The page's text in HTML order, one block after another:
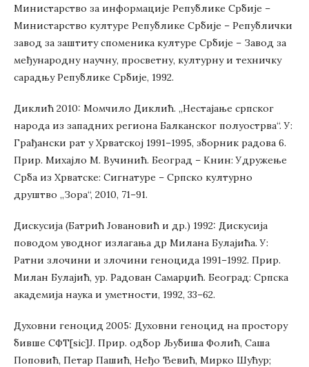
Министарство за информације Републике Србије –
Министарство културе Републике Србије – Републички
завод за заштиту споменика културе Србије – Завод за
међународну научну, просветну, културну и техничку
сарадњу Републике Србије, 1992.
Диклић 2010: Момчило Диклић. „Нестајање српског
народа из западних региона Балканског полуострва“. У:
Грађански рат у Хрватској 1991–1995, зборник радова 6.
Прир. Михајло М. Вучинић. Београд – Книн: Удружење
Срба из Хрватске: Сигнатуре – Српско културно
друштво „Зора“, 2010, 71–91.
Дискусија (Батрић Јовановић и др.) 1992: Дискусија
поводом уводног излагања др Милана Булајића. У:
Ратни злочини и злочини геноцида 1991–1992. Прир.
Милан Булајић, ур. Радован Самарџић. Београд: Српска
академија наука и уметности, 1992, 33–62.
Духовни геноцид 2005: Духовни геноцид на простору
бивше СФТ[sic]J. Прир. одбор Љубиша Фолић, Саша
Поповић, Петар Пашић, Неђо Ђевић, Мирко Шућур;